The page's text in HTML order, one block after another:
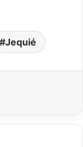
Jequié